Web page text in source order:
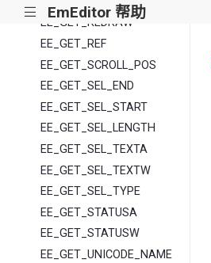
||| EmEditor 帮助
EE_GET_REDRAW
EE_GET_REF
EE_GET_SCROLL_POS
EE_GET_SEL_END
EE_GET_SEL_START
EE_GET_SEL_LENGTH
EE_GET_SEL_TEXTA
EE_GET_SEL_TEXTW
EE_GET_SEL_TYPE
EE_GET_STATUSA
EE_GET_STATUSW
EE_GET_UNICODE_NAME